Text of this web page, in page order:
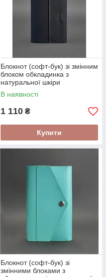
Блокнот (софт-бук) зі змінним
блоком обкладинка з
натуральної шкіри
закривається на магнітні
кнопки
В наявності
1 110 ₴
Купити
Блокнот (софт-бук) зі
змінними блоками з